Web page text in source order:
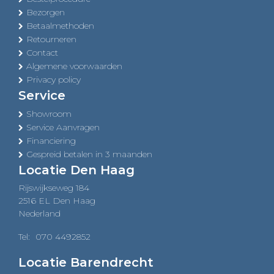
Bezorgen
Betaalmethoden
Retourneren
Contact
Algemene voorwaarden
Privacy policy
Service
Showroom
Service Aanvragen
Financiering
Gespreid betalen in 3 maanden
Locatie Den Haag
Rijswijkseweg 184
2516 EL Den Haag
Nederland
Tel: 070 4492852
Locatie Barendrecht